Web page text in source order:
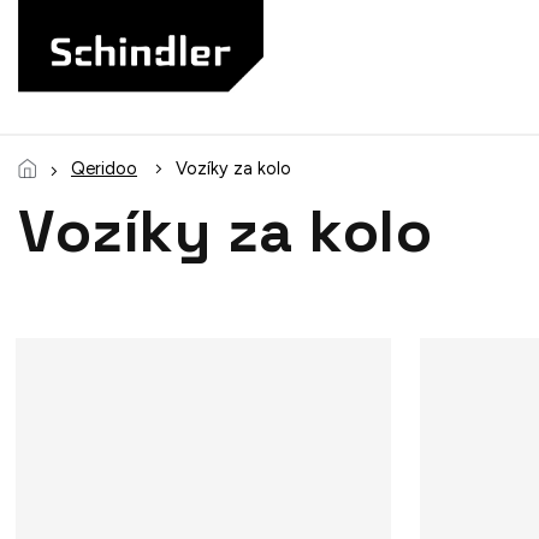
Qeridoo Vozíky za kolo
Vozíky za kolo